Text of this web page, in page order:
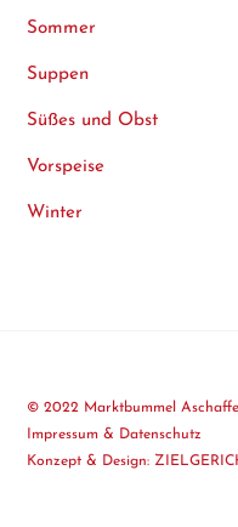
Sommer
Suppen
Süßes und Obst
Vorspeise
Winter
© 2022 Marktbummel
Impressum & Datenschutz
Konzept & Design: